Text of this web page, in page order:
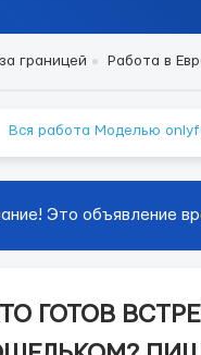
границей Работа в
работа Моделью
Это объявление
ГОТОВ